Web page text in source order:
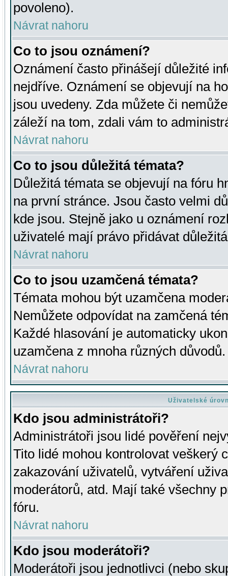
povoleno).
Návrat nahoru
Co to jsou oznámení?
Oznámení často přinášejí důležité
nejdříve. Oznámení se objevují na
jsou uvedeny. Zda můžete či
záleží na tom, zdali vám to
Návrat nahoru
Co to jsou důležitá témata?
Důležitá témata se objevují na fóru
na první stránce. Jsou často velmi
kde jsou. Stejně jako u oznámení
uživatelé mají právo přidávat
Návrat nahoru
Co to jsou uzamčená témata?
Témata mohou být uzamčena
Nemůžete odpovídat na zamčená
Každé hlasování je automaticky
uzamčena z mnoha různých důvodů.
Návrat nahoru
Uživatelské
Kdo jsou administrátoři?
Administrátoři jsou lidé pověření
Tito lidé mohou kontrolovat veškerý
zakazování uživatelů, vytváření
moderátorů, atd. Mají také všechny
fóru.
Návrat nahoru
Kdo jsou moderátoři?
Moderátoři jsou jednotlivci (nebo